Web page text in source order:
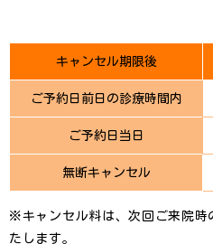
キャンセル期限後
ご予約日前日の診療時間内
ご予約日当日
無断キャンセル
※キャンセル料は、次回ご来院時
たします。